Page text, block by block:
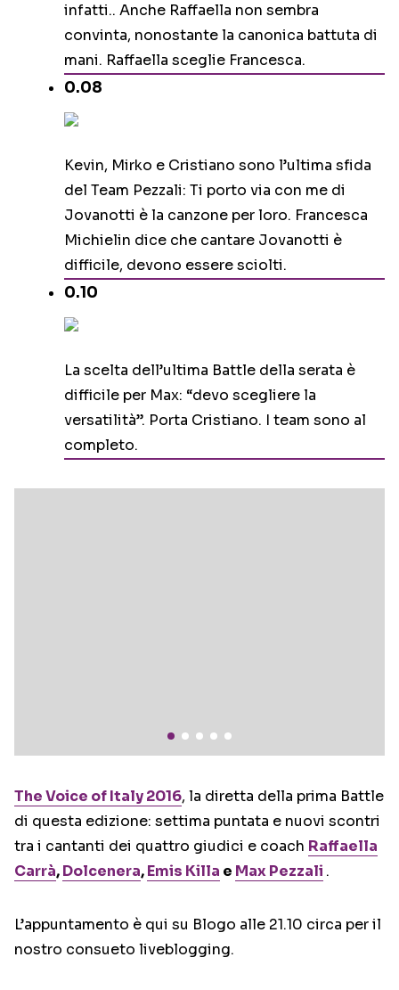
infatti.. Anche Raffaella non sembra
convinta, nonostante la canonica battuta di
mani. Raffaella sceglie Francesca.
0.08
Kevin, Mirko e Cristiano sono l’ultima sfida
del Team Pezzali: Ti porto via con me di
Jovanotti è la canzone per loro. Francesca
Michielin dice che cantare Jovanotti è
difficile, devono essere sciolti.
0.10
La scelta dell’ultima Battle della serata è
difficile per Max: “devo scegliere la
versatilità”. Porta Cristiano. I team sono al
completo.
The Voice of Italy 2016, la diretta della prima Battle
di questa edizione: settima puntata e nuovi scontri
tra i cantanti dei quattro giudici e coach Raffaella
Carrà,Dolcenera,Emis Killa e Max Pezzali .
L’appuntamento è qui su Blogo alle 21.10 circa per il
nostro consueto liveblogging.